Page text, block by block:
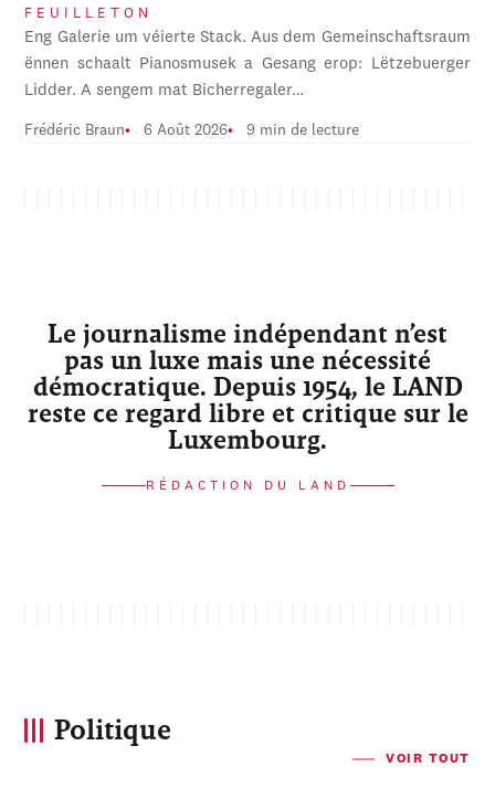
FEUILLETON
Eng Galerie um véierte Stack. Aus dem Gemeinschaftsraum
ënnen schaalt Pianosmusek a Gesang erop: Lëtzebuerger
Lidder. A sengem mat Bicherregaler…
Frédéric Braun 6 Août 2026 9 min de lecture
Le journalisme indépendant n’est
pas un luxe mais une nécessité
démocratique. Depuis 1954, le LAND
reste ce regard libre et critique sur le
Luxembourg.
RÉDACTION DU LAND
Politique
VOIR TOUT